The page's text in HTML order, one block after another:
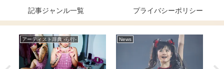
記事ジャンル一覧 プライバシーポリシー
アーティスト辞典 -ら行- News